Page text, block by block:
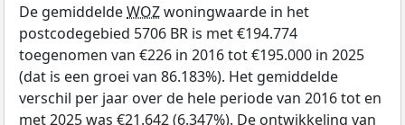
De gemiddeldeWOZwoningwaarde in het
postcodegebied 5706 BR is met €194.774
toegenomen van €226 in 2016 tot €195.000 in 2025
(dat is een groei van 86.183%). Het gemiddelde
verschil per jaar over de hele periode van 2016 tot en
met 2025 was €21.642 (6.347%). De ontwikkeling van